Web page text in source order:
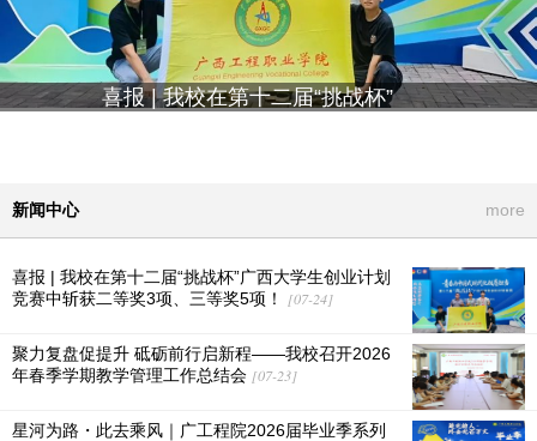
喜报 | 我校在第十二届“挑战杯”
新闻中心 more
喜报 | 我校在第十二届“挑战杯”广西大学生创业计划
竞赛中斩获二等奖3项、三等奖5项！ [07-24]
聚力复盘促提升 砥砺前行启新程——我校召开2026
年春季学期教学管理工作总结会 [07-23]
星河为路・此去乘风｜广工程院2026届毕业季系列